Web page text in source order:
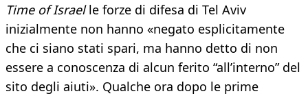
Time of Israelle forze di difesa di Tel Aviv
inizialmente non hanno «negato esplicitamente
che ci siano stati spari, ma hanno detto di non
essere a conoscenza di alcun ferito “all’interno” del
sito degli aiuti». Qualche ora dopo le prime